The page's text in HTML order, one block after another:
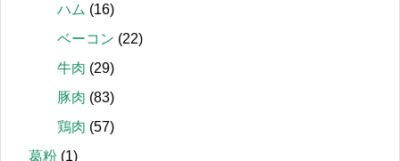
ハム (16)
ベーコン (22)
牛肉 (29)
豚肉 (83)
鶏肉 (57)
葛粉 (1)